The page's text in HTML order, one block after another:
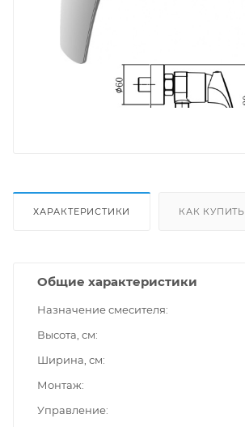
ХАРАКТЕРИСТИКИ КАК КУПИТЬ
Общие характеристики
Назначение смесителя
Высота, см
Ширина, см
Монтаж
Управление